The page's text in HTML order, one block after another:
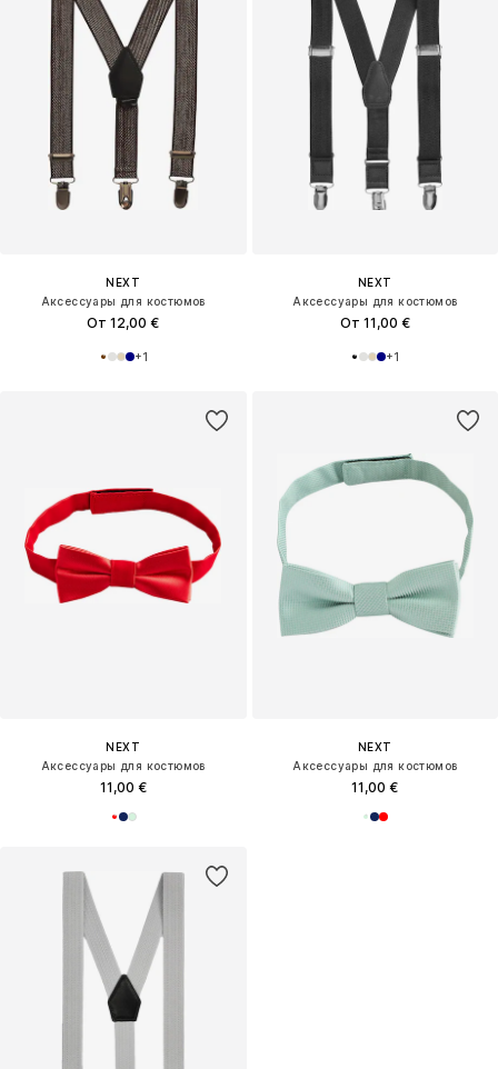
NEXT
Аксессуары для костюмов
От 12,00 €
+1
NEXT
Аксессуары для костюмов
От 11,00 €
+1
NEXT
Аксессуары для костюмов
11,00 €
NEXT
Аксессуары для костюмов
11,00 €